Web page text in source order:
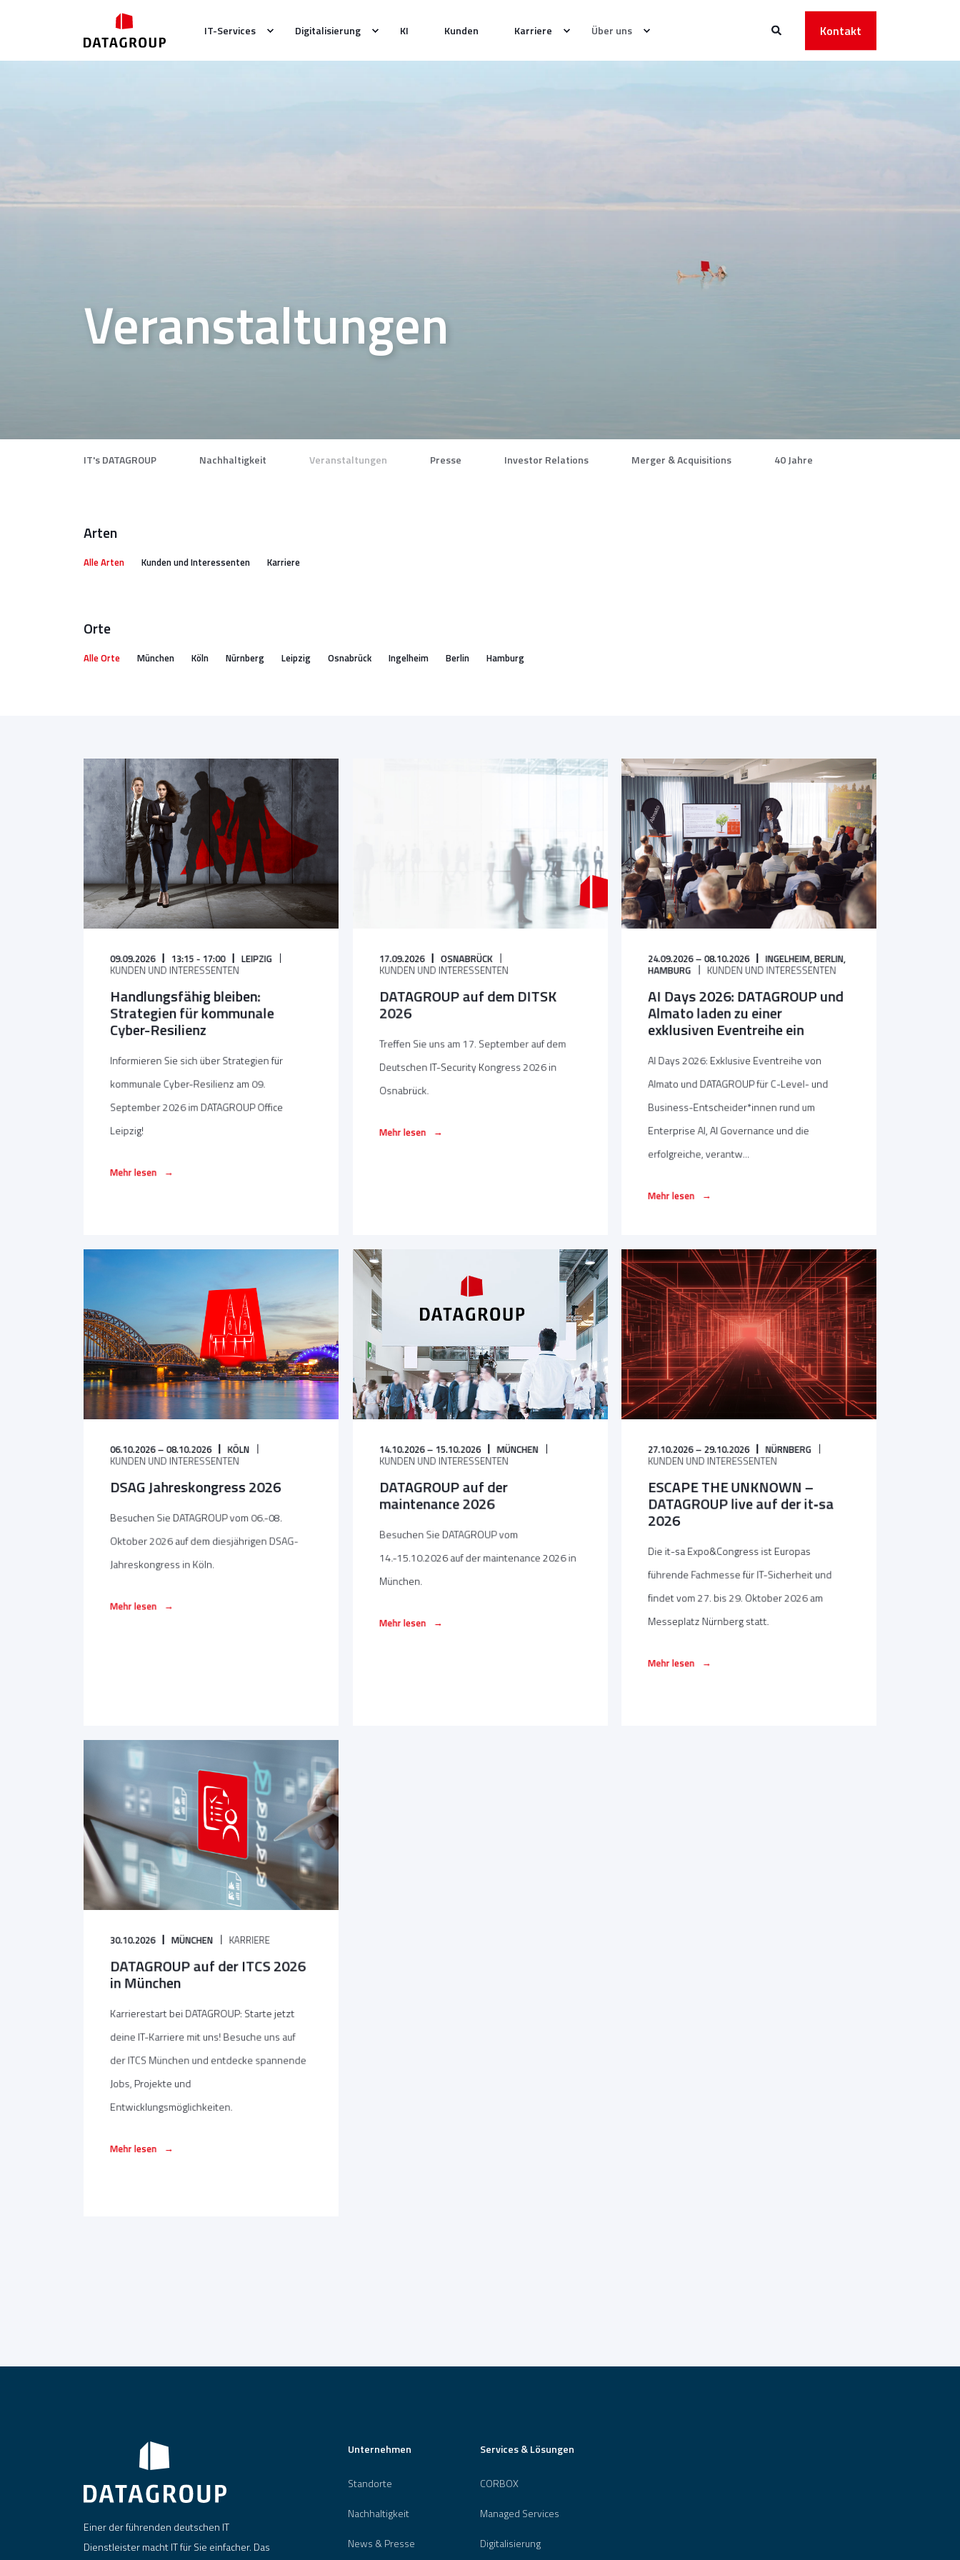
IT-Services Digitalisierung KI Kunden Karriere Über uns Kontakt
Veranstaltungen
IT's DATAGROUP Nachhaltigkeit Veranstaltungen Presse Investor Relations Merger & Acquisitions 40 Jahre
Arten
Alle Arten Kunden und Interessenten Karriere
Orte
Alle Orte München Köln Nürnberg Leipzig Osnabrück Ingelheim Berlin Hamburg
09.09.2026 13:15 - 17:00
LEIPZIG
KUNDEN UND INTERESSENTEN
Handlungsfähig bleiben:
Strategien für kommunale
Cyber-Resilienz
Informieren Sie sich über Strategien für
kommunale Cyber-Resilienz am 09.
September 2026 im DATAGROUP Office
Leipzig!
Mehr lesen →
17.09.2026
OSNABRÜCK
KUNDEN UND INTERESSENTEN
DATAGROUP auf dem DITSK
2026
Treffen Sie uns am 17. September auf dem
Deutschen IT-Security Kongress 2026 in
Osnabrück.
Mehr lesen →
24.09.2026 – 08.10.2026 INGELHEIM,BERLIN,
HAMBURG
KUNDEN UND INTERESSENTEN
AI Days 2026: DATAGROUP und
Almato laden zu einer
exklusiven Eventreihe ein
AI Days 2026: Exklusive Eventreihe von
Almato und DATAGROUP für C-Level- und
Business-Entscheider*innen rund um
Enterprise AI, AI Governance und die
erfolgreiche, verantw...
Mehr lesen →
06.10.2026 – 08.10.2026 KÖLN
KUNDEN UND INTERESSENTEN
DSAG Jahreskongress 2026
Besuchen Sie DATAGROUP vom 06.-08.
Oktober 2026 auf dem diesjährigen DSAG-
Jahreskongress in Köln.
Mehr lesen →
14.10.2026 – 15.10.2026 MÜNCHEN
KUNDEN UND INTERESSENTEN
DATAGROUP auf der
maintenance 2026
Besuchen Sie DATAGROUP vom
14.-15.10.2026 auf der maintenance 2026 in
München.
Mehr lesen →
27.10.2026 – 29.10.2026 NÜRNBERG
KUNDEN UND INTERESSENTEN
ESCAPE THE UNKNOWN –
DATAGROUP live auf der it‑sa
2026
Die it-sa Expo&Congress ist Europas
führende Fachmesse für IT-Sicherheit und
findet vom 27. bis 29. Oktober 2026 am
Messeplatz Nürnberg statt.
Mehr lesen →
30.10.2026 MÜNCHEN KARRIERE
DATAGROUP auf der ITCS 2026
in München
Karrierestart bei DATAGROUP: Starte jetzt
deine IT-Karriere mit uns! Besuche uns auf
der ITCS München und entdecke spannende
Jobs, Projekte und
Entwicklungsmöglichkeiten.
Mehr lesen →
Einer der führenden deutschen IT
Dienstleister macht IT für Sie einfacher. Das
Unternehmen
Standorte
Nachhaltigkeit
News & Presse
Services & Lösungen
CORBOX
Managed Services
Digitalisierung